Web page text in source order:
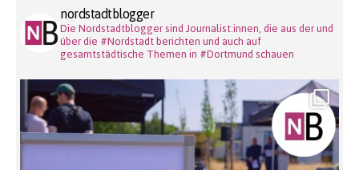
nordstadtblogger
Die Nordstadtblogger sind Journalist:innen, die aus der und
über die #Nordstadt berichten und auch auf
gesamtstädtische Themen in #Dortmund schauen